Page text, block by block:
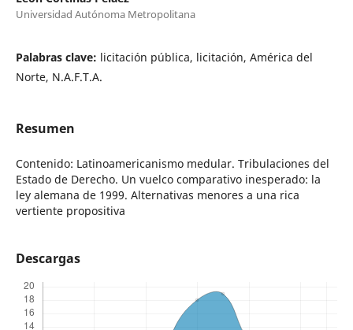
Universidad Autónoma Metropolitana
Palabras clave: licitación pública, licitación, América del
Norte, N.A.F.T.A.
Resumen
Contenido: Latinoamericanismo medular. Tribulaciones del
Estado de Derecho. Un vuelco comparativo inesperado: la
ley alemana de 1999. Alternativas menores a una rica
vertiente propositiva
Descargas